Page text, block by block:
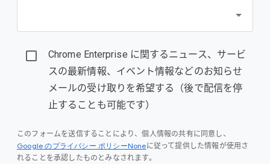
Chrome Enterprise に関するニュース、サービ
スの最新情報、イベント情報などのお知らせ
メールの受け取りを希望する（後で配信を停
止することも可能です）
このフォームを送信することにより、個人情報の共有に同意し、
Google のプライバシー ポリシーNoneに従って提供した情報が使用さ
れることを承認したものとみなされます。